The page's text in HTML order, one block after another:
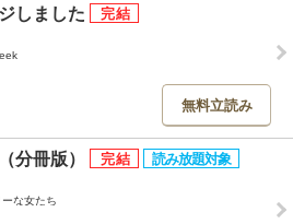
しました
無料立読み
分冊版）
な女たち